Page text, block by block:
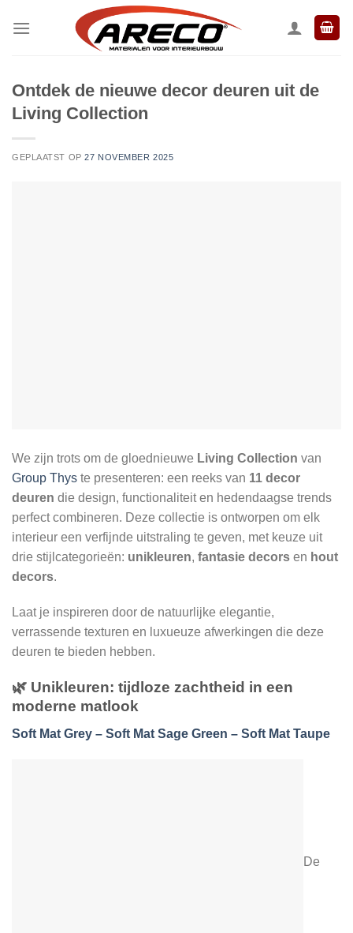
naar
Ontdek de nieuwe decor deuren uit de
Living Collection
GEPLAATST OP27 NOVEMBER 2025
We zijn trots om de gloednieuwe Living Collection van
Group Thys te presenteren: een reeks van 11 decor
deuren die design, functionaliteit en hedendaagse trends
perfect combineren. Deze collectie is ontworpen om elk
interieur een verfijnde uitstraling te geven, met keuze uit
drie stijlcategorieën: unikleuren, fantasie decors en hout
decors.
Laat je inspireren door de natuurlijke elegantie,
verrassende texturen en luxueuze afwerkingen die deze
deuren te bieden hebben.
🌿 Unikleuren: tijdloze zachtheid in een
moderne matlook
Soft Mat Grey – Soft Mat Sage Green – Soft Mat Taupe
De